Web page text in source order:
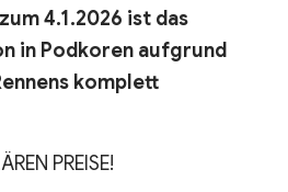
4.1.2026 ist das
in Podkoren aufgrund
komplett
PREISE!